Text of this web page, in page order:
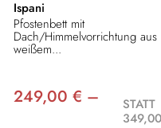
Ispani
Pfostenbett mit
Dach/Himmelvorrichtung aus
weißem...
249,00 € –
STATT